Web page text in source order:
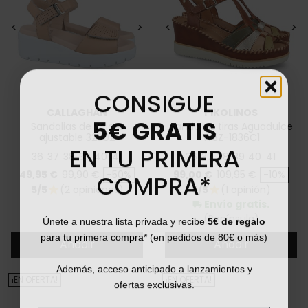
< >
CALLAGHAN
Sandalias de velcro
ajustable 32002
38 39 40 41
(2 opiniones)
Añadir
< >
PIKOLINOS
Sandalias tiras Aguadulce
W3Z-1836C1
36
37 38 39
99,00 €
5/5
(Península)
Añadir
¡EN OFERTA! ¡EN OFERTA!
CONSIGUE
5€ GRATIS
EN TU PRIMERA
COMPRA*
Únete a nuestra lista privada y recibe 5€ de regalo
para tu primera compra* (en pedidos de 80€ o más)
Además, acceso anticipado a lanzamientos y
ofertas exclusivas.